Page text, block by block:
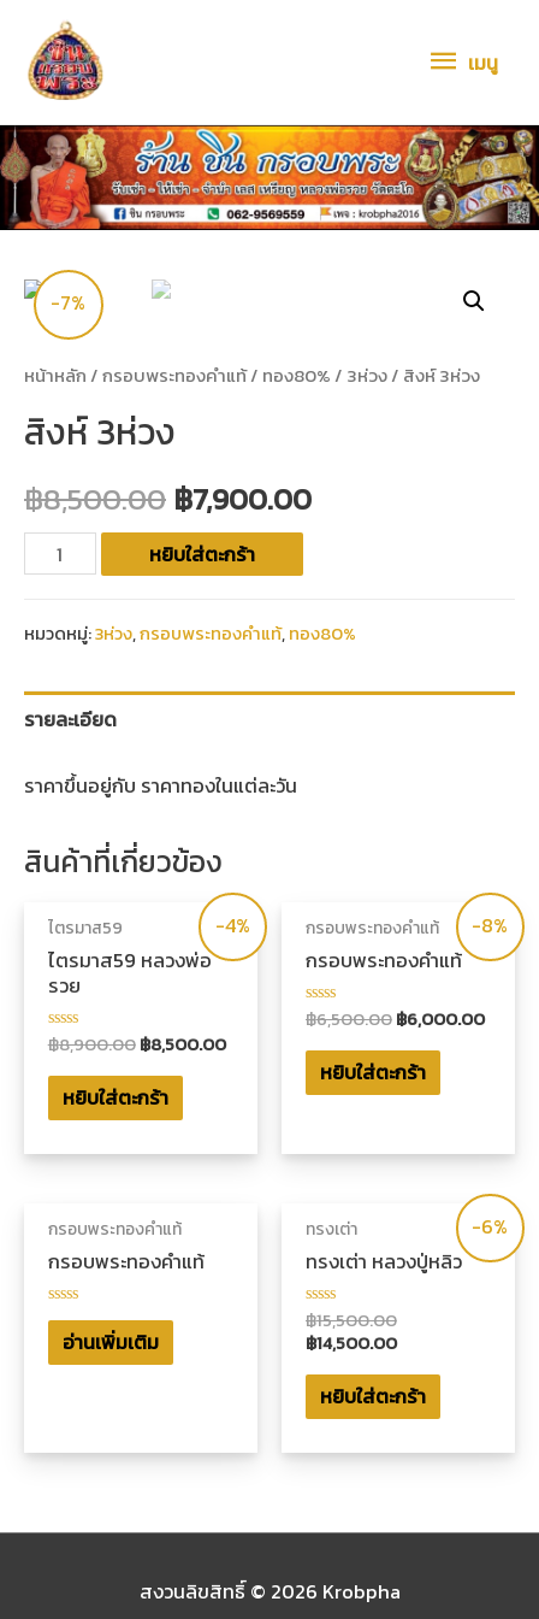
เมนู
-7%
หน้าหลัก /กรอบพระทองคำแท้/ ทอง80% / 3ห่วง/ สิงห์ 3ห่วง
สิงห์ 3ห่วง
฿8,500.00 ฿7,900.00
หยิบใส่ตะกร้า
หมวดหมู่:3ห่วง,กรอบพระทองคำแท้,ทอง80%
รายละเอียด
ราคาขึ้นอยู่กับ ราคาทองในแต่ละวัน
สินค้าที่เกี่ยวข้อง
-4%
ไตรมาส59
ไตรมาส59 หลวงพ่อ
รวย
ให้
คะแนน
0
ตั้งแต่
5
฿8,900.00฿8,500.00
หยิบใส่ตะกร้า
-8%
กรอบพระทองคำแท้
กรอบพระทองคำแท้
ให้
คะแนน
0
ตั้งแต่
5
฿6,500.00฿6,000.00
หยิบใส่ตะกร้า
กรอบพระทองคำแท้
กรอบพระทองคำแท้
ให้
คะแนน
ตั้งแต่
อ่านเพิ่มเติม
-6%
ทรงเต่า
ทรงเต่า หลวงปู่หลิว
ให้
คะแนน
0
คะแนน
฿15,500.00
฿14,500.00
หยิบใส่ตะกร้า
สงวนลิขสิทธิ์ © 2026 Krobpha